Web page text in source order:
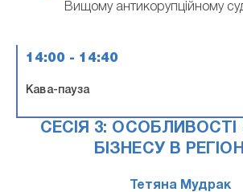
Вищому антикорупційному
14:00 - 14:40
Кава-пауза
СЕСІЯ 3:
БІЗНЕСУ В
Тетяна Мудрак